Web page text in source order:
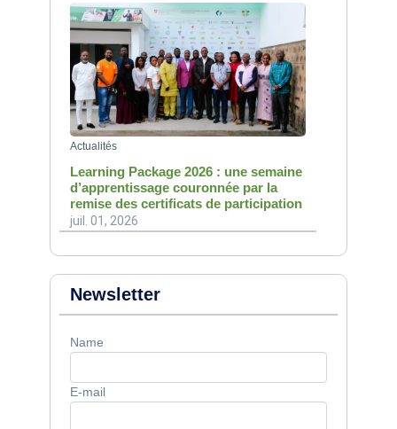
Actualités
Learning Package 2026 : une semaine
d’apprentissage couronnée par la
remise des certificats de participation
juil. 01, 2026
Newsletter
Name
E-mail